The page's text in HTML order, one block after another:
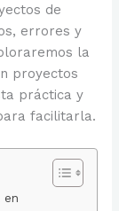
de
errores y
la
proyectos
práctica y
facilitarla.
en